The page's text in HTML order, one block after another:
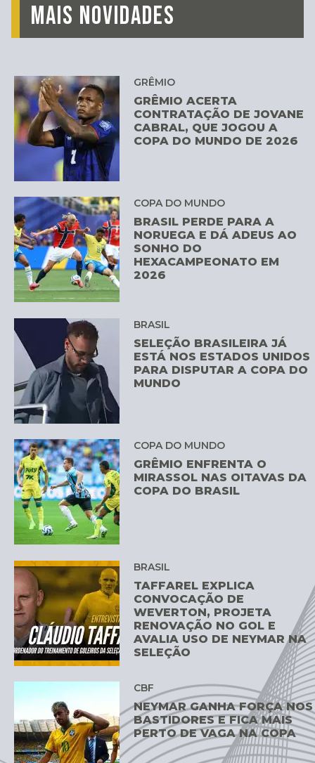
MAIS NOVIDADES
GRÊMIO
GRÊMIO ACERTA
CONTRATAÇÃO DE JOVANE
CABRAL, QUE JOGOU A
COPA DO MUNDO DE 2026
COPA DO MUNDO
BRASIL PERDE PARA A
NORUEGA E DÁ ADEUS AO
SONHO DO
HEXACAMPEONATO EM
2026
BRASIL
SELEÇÃO BRASILEIRA JÁ
ESTÁ NOS ESTADOS UNIDOS
PARA DISPUTAR A COPA DO
MUNDO
COPA DO MUNDO
GRÊMIO ENFRENTA O
MIRASSOL NAS OITAVAS DA
COPA DO BRASIL
BRASIL
TAFFAREL EXPLICA
CONVOCAÇÃO DE
WEVERTON, PROJETA
RENOVAÇÃO NO GOL E
AVALIA USO DE NEYMAR NA
SELEÇÃO
CBF
NEYMAR GANHA FORÇA NOS
BASTIDORES E FICA MAIS
PERTO DE VAGA NA COPA